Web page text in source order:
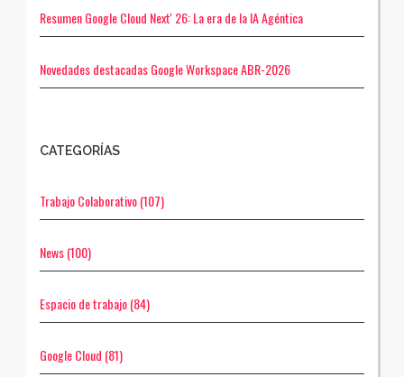
Resumen Google Cloud Next' 26: La era de la IA Agéntica
Novedades destacadas Google Workspace ABR-2026
CATEGORÍAS
Trabajo Colaborativo(107)
News(100)
Espacio de trabajo(84)
Google Cloud (81)